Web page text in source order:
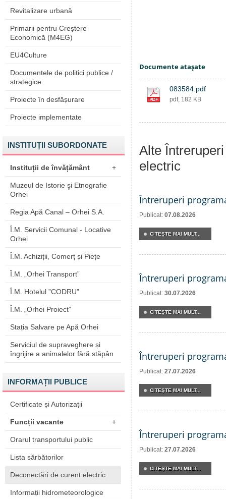
Revitalizare urbană
Primarii pentru Creștere
Economică (M4EG)
EU4Culture
Documentele de politici publice /
strategice
Proiecte în desfășurare
Proiecte implementate
INSTITUȚII SUBORDONATE
Instituții de învățământ +
Muzeul de Istorie şi Etnografie
Orhei
Regia Apă Canal – Orhei S.A.
Î.M. Servicii Comunal - Locative
Orhei
Î.M. Achiziții, Comerț și Piețe
Î.M. „Orhei Transport”
Î.M. Hotelul ”CODRU”
Î.M. „Orhei Proiect”
Stația Salvare pe Apă Orhei
Serviciul de supraveghere și
îngrijire a animalelor fără stăpân
INFORMAȚII PUBLICE
Certificate și Autorizații
Funcții vacante +
Orarul transportului public
Lista sărbătorilor
Deconectări de curent electric
Informații hidrometeorologice
Documente ataşate
083584.pdf
pdf, 182 KB
Alte
electric
Întreruperi
Publicat: 07.08.2026
CITEŞTE MAI MULT...
Întreruperi
Publicat: 30.07.2026
CITEŞTE MAI MULT...
Întreruperi
Publicat: 27.07.2026
CITEŞTE MAI MULT...
Întreruperi
Publicat: 27.07.2026
CITEŞTE MAI MULT...